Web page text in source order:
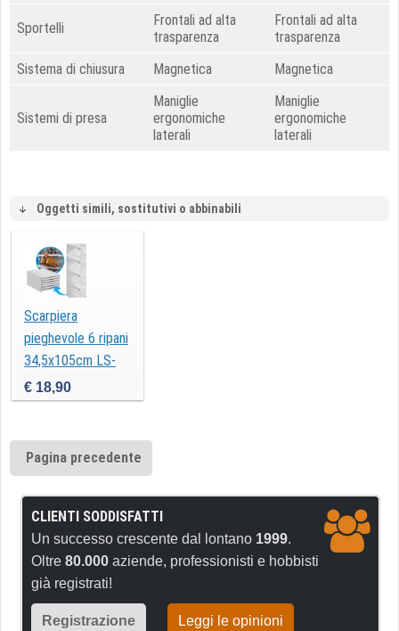
Sportelli
Frontali ad alta
trasparenza
Frontali ad alta
trasparenza
Sistema di chiusura
Magnetica Magnetica
Sistemi di presa
Maniglie
ergonomiche
laterali
Maniglie
ergonomiche
laterali
Oggetti simili, sostitutivi o abbinabili
Scarpiera
pieghevole 6 ripani
34,5x105cm LS-
PS01 Lostech
€ 18,90
Pagina precedente
CLIENTI SODDISFATTI
Un successo crescente dal lontano 1999.
Oltre 80.000 aziende, professionisti e hobbisti
già registrati!
Registrazione Leggi le opinioni